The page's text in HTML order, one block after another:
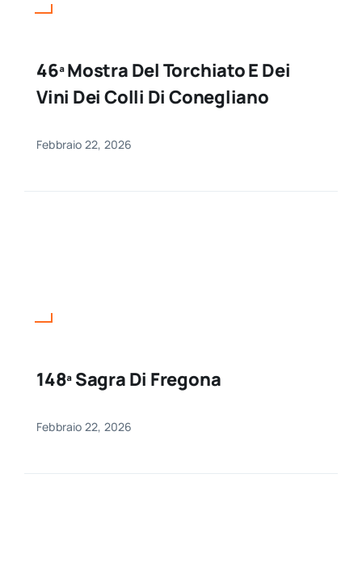
46ª Mostra Del Torchiato E Dei
Vini Dei Colli Di Conegliano
Febbraio 22, 2026
148ª Sagra Di Fregona
Febbraio 22, 2026